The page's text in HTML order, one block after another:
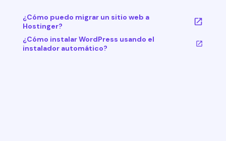
¿Cómo puedo migrar un sitio web a
Hostinger?
¿Cómo instalar WordPress usando el
instalador automático?